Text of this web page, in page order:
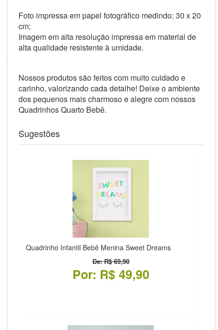
Foto impressa em papel fotográfico medindo: 30 x 20
cm;
Imagem em alta resolução impressa em material de
alta qualidade resistente à umidade.
Nossos produtos são feitos com muito cuidado e
carinho, valorizando cada detalhe! Deixe o ambiente
dos pequenos mais charmoso e alegre com nossos
Quadrinhos Quarto Bebê.
Sugestões
Quadrinho Infantil Bebê Menina Sweet Dreams
De: R$ 69,90
Por: R$ 49,90